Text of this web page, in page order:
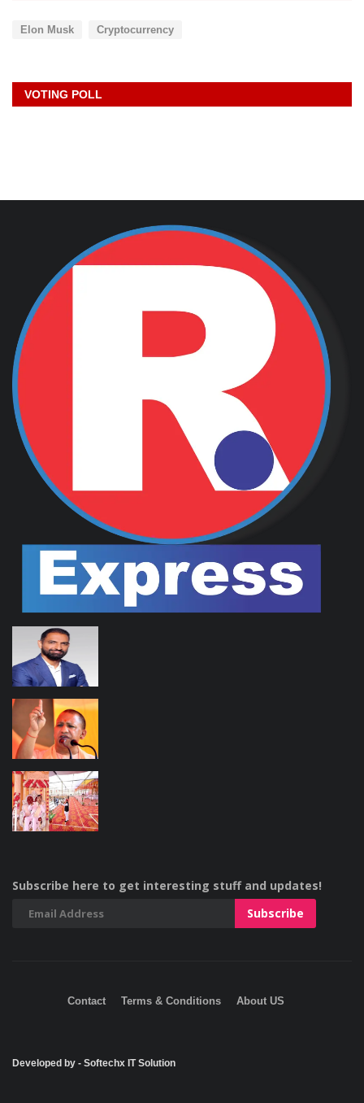
Elon Musk Cryptocurrency
VOTING POLL
Subscribe here to get interesting stuff and updates!
Contact Terms & Conditions About US
Developed by - Softechx IT Solution